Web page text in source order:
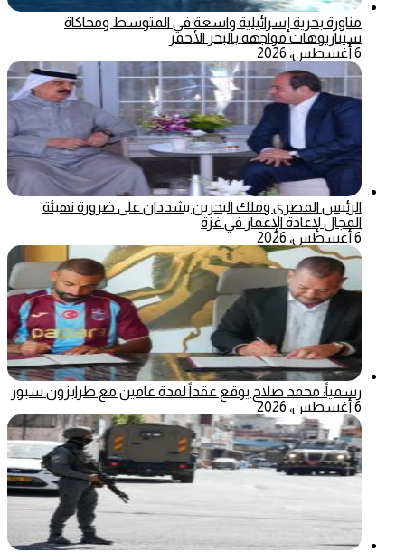
مناورة بحرية إسرائيلية واسعة في المتوسط ومحاكاة
سيناريوهات مواجهة بالبحر الأحمر
6 أغسطس، 2026
الرئيس المصري وملك البحرين يشددان على ضرورة تهيئة
المجال لإعادة الإعمار في غزة
6 أغسطس، 2026
رسمياً: محمد صلاح يوقع عقداً لمدة عامين مع طرابزون سبور
6 أغسطس، 2026